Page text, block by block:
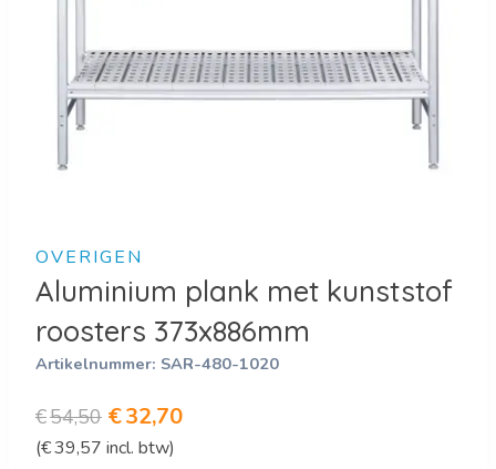
OVERIGEN
Aluminium plank met kunststof
roosters 373x886mm
Artikelnummer: SAR-480-1020
€54,50 Oorspronkelijke
prijs
€32,70Huidige
(€39,57 incl. btw)